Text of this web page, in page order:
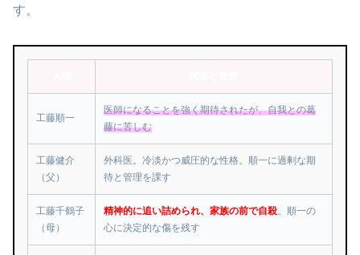
す。
工藤順一
医師になることを強く期待されたが、自我との葛
藤に苦しむ
工藤健介
（父）
外科医。冷淡かつ威圧的な性格。順一に過剰な期
待と管理を課す
工藤千鶴子
（母）
精神的に追い詰められ、家族の前で自殺。順一の
心に決定的な傷を残す